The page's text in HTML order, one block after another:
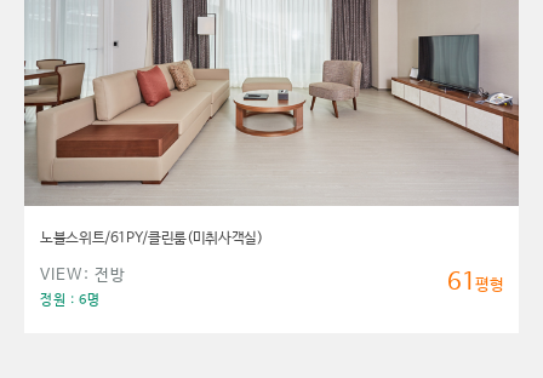
노블스위트/61PY/클린룸(미취사객실)
VIEW: 전방
정원 : 6명
61평형